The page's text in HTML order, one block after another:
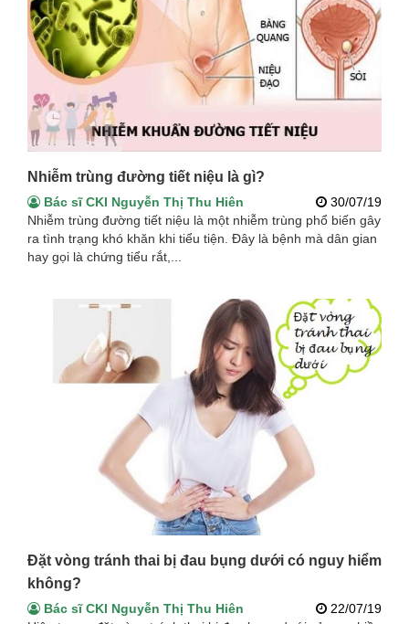
Nhiễm trùng đường tiết niệu là gì?
Bác sĩ CKI Nguyễn Thị Thu Hiên
30/07/19
Nhiễm trùng đường tiết niệu là một nhiễm trùng phổ biến gây
ra tình trạng khó khăn khi tiểu tiện. Đây là bệnh mà dân gian
hay gọi là chứng tiểu rắt,...
Đặt vòng tránh thai bị đau bụng dưới có nguy hiểm
không?
Bác sĩ CKI Nguyễn Thị Thu Hiên
22/07/19